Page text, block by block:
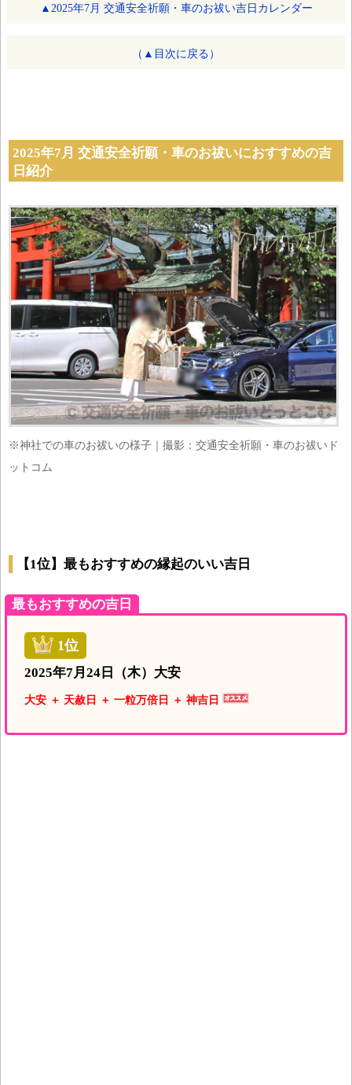
▲2025年7月 交通安全祈願・車のお祓い吉日カレンダー
（▲目次に戻る）
2025年7月 交通安全祈願・車のお祓いにおすすめの吉
日紹介
※神社での車のお祓いの様子｜撮影：交通安全祈願・車のお祓いド
ットコム
【1位】最もおすすめの縁起のいい吉日
最もおすすめの吉日
1位
2025年7月24日（木）大安
大安 ＋ 天赦日 ＋ 一粒万倍日 ＋ 神吉日